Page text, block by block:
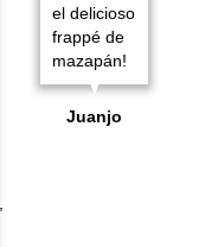
el delicioso
frappé de
mazapán!
Juanjo